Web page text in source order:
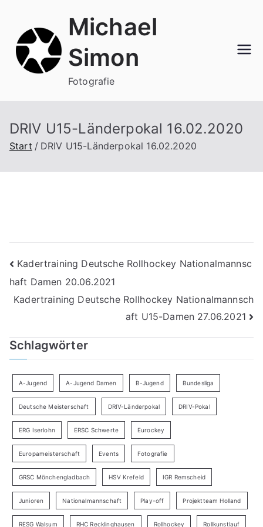
springen
Michael
Simon
Fotografie
DRIV U15-Länderpokal 16.02.2020
Start DRIV U15-Länderpokal 16.02.2020
Beitragsnavigation
Kadertraining Deutsche Rollhockey Nationalmannsc
haft Damen 20.06.2021
Kadertraining Deutsche Rollhockey Nationalmannsch
aft U15-Damen 27.06.2021
Schlagwörter
A-Jugend A-Jugend Damen B-Jugend Bundesliga
Deutsche Meisterschaft DRIV-Länderpokal DRIV-Pokal
ERG Iserlohn ERSC Schwerte Eurockey
Europameisterschaft Events Fotografie
GRSC Mönchengladbach HSV Krefeld IGR Remscheid
Junioren Nationalmannschaft Play-off Projektteam Holland
RESG Walsum RHC Recklinghausen Rollhockey Rollkunstlauf